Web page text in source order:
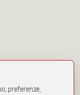
preferenze,